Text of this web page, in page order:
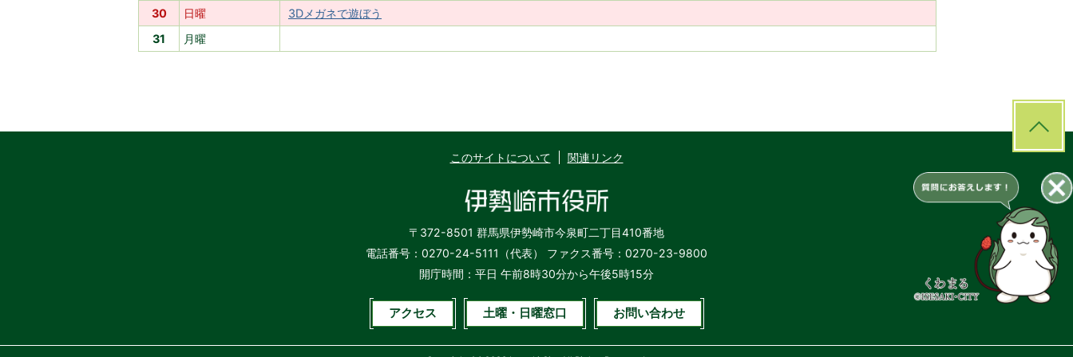
30
日曜
3Dメガネで遊ぼう
31
月曜
このサイトについて 関連リンク
〒372-8501 群馬県伊勢崎市今泉町二丁目410番地
電話番号：0270-24-5111（代表） ファクス番号：0270-23-9800
開庁時間：平日 午前8時30分から午後5時15分
アクセス 土曜・日曜窓口 お問い合わせ